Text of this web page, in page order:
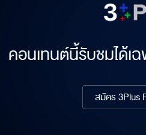
คอนเทนต์นี้รับชมได้เ
สมัคร 3Plus